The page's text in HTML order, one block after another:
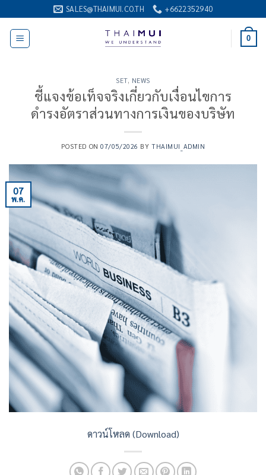
ไป
เนื้อหา
SALES@THAIMUI.CO.TH +6622352940
0
SET, NEWS
ชี้แจงข้อเท็จจริงเกี่ยวกับเงื่อนไขการ
ดำรงอัตราส่วนทางการเงินของบริษัท
POSTED ON07/05/2026 BYTHAIMUI_ADMIN
07
พ.ค.
ดาวน์โหลด (Download)